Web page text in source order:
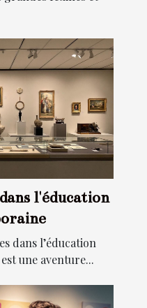
l'éducation
dans l’éducation
une aventure...